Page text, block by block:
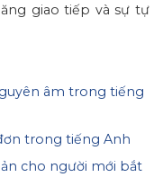
giao tiếp và sự tự
âm trong tiếng
trong tiếng Anh
cho người mới bắt